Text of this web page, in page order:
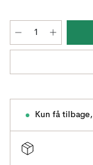
Kun få tilbage,